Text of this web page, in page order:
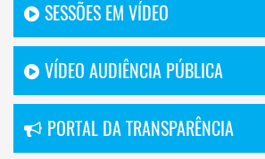
SESSÕES EM VÍDEO
VÍDEO AUDIÊNCIA PÚBLICA
PORTAL DA TRANSPARÊNCIA